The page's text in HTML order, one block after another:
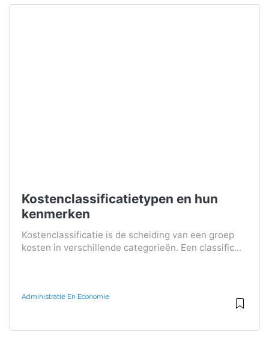
Kostenclassificatietypen en hun
kenmerken
Kostenclassificatie is de scheiding van een groep
kosten in verschillende categorieën. Een classific...
Administratie En Economie